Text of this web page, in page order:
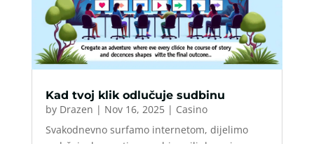
Kad tvoj klik odlučuje sudbinu
by Drazen | Nov 16, 2025| Casino
Svakodnevno surfamo internetom, dijelimo